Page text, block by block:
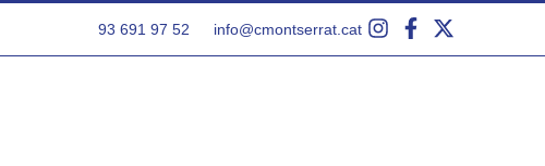
93 691 97 52 info@cmontserrat.cat